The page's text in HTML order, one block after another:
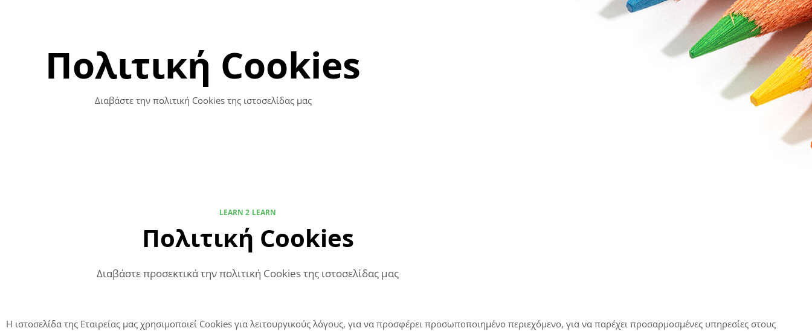
Πολιτική Cookies
Διαβάστε την πολιτική Cookies της ιστοσελίδας μας
LEARN 2 LEARN
Πολιτική Cookies
Διαβάστε προσεκτικά την πολιτική Cookies της ιστοσελίδας μας
Η ιστοσελίδα της Εταιρείας μας χρησιμοποιεί Cookies για λειτουργικούς λόγους, για να προσφέρει προσωποποιημένο περιεχόμενο, για να παρέχει προσαρμοσμένες υπηρεσίες στους